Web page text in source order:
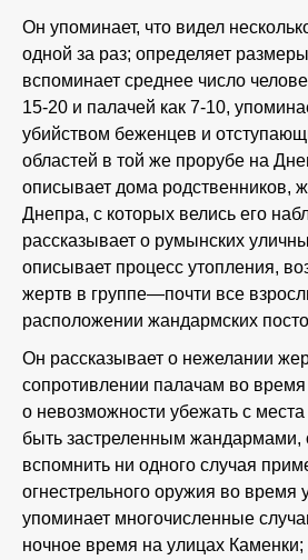
Он упоминает, что видел
одной за раз; определяет
вспоминает среднее число
15-20 и палачей как 7-10,
убийством беженцев и
областей в той же прорубе на
описывает дома родственников,
Днепра, с которых велись его
рассказывает о румынских
описывает процесс утопления,
жертв в группе—почти все
расположении жандармских
Он рассказывает о нежелании
сопротивлении палачам во время
о невозможности убежать с места
быть застреленным жандармами,
вспомнить ни одного случая
огнестрельного оружия во время
упоминает многочисленные
ночное время на улицах Каменки;